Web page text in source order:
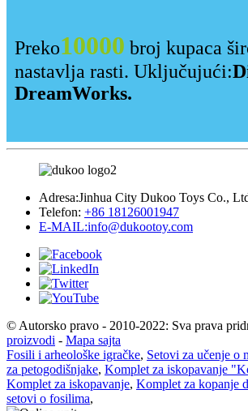
Preko10000 broj kupaca
nastavlja rasti. Uključujući:
DreamWorks.
Adresa:Jinhua City Dukoo Toys Co.,
Telefon: +86 18126001947
E-MAIL:info@dukootoy.com
© Autorsko pravo - 2010-2022: Sva prava
proizvodi - Mapa sajta
Fosili i arheološke igračke, Setovi za učenje o
za petogodišnjake, Komplet za iskopavanje
Komplet za iskopavanje, Komplet za kopanje
setovi o fosilima,